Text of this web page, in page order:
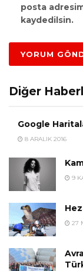
posta
kaydedilsin.
Diğer
Google
8 ARALIK 2016
9
27